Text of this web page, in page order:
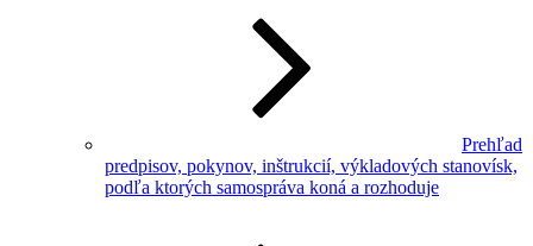
Prehľad
predpisov, pokynov, inštrukcií, výkladových stanovísk,
podľa ktorých samospráva koná a rozhoduje